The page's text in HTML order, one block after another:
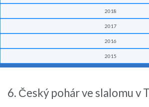
2018
2017
2016
2015
6. Český pohár ve slalomu v